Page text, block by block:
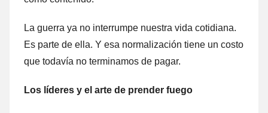
La guerra ya no interrumpe nuestra vida cotidiana.
Es parte de ella. Y esa normalización tiene un costo
que todavía no terminamos de pagar.
Los líderes y el arte de prender fuego